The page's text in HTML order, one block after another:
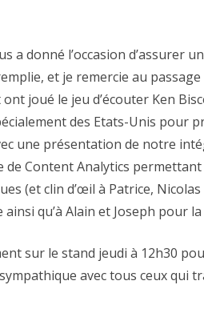
a donné l’occasion d’assurer
et je remercie au
joué le jeu d’écouter Ken
des Etats-Unis pour
une présentation de notre
Content Analytics permettant
(et clin d’œil à Patrice,
qu’à Alain et Joseph pour
sur le stand jeudi à 12h30
avec tous ceux qui